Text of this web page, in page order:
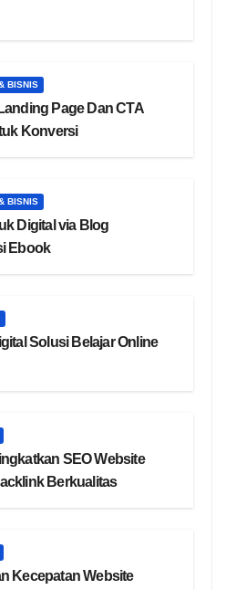
BISNIS
Page Dan CTA
Konversi
BISNIS
Digital via Blog
Ebook
Solusi Belajar Online
SEO Website
Berkualitas
Kecepatan Website